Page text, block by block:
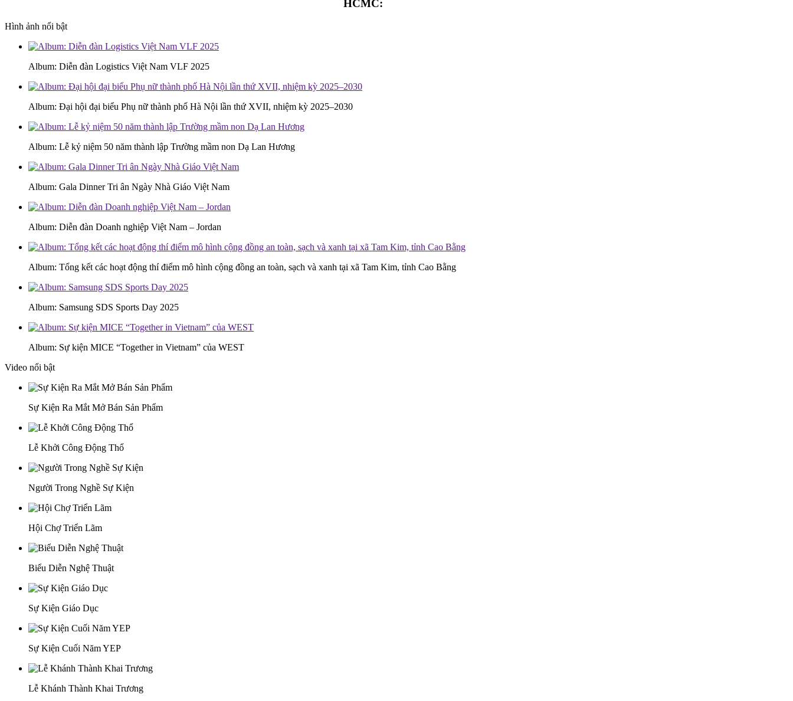
HCMC:
Hình ảnh nổi bật
Album: Diễn đàn Logistics Việt Nam VLF 2025
Album: Đại hội đại biểu Phụ nữ thành phố Hà Nội lần thứ XVII, nhiệm kỳ 2025–2030
Album: Lễ kỷ niệm 50 năm thành lập Trường mầm non Dạ Lan Hương
Album: Gala Dinner Tri ân Ngày Nhà Giáo Việt Nam
Album: Diễn đàn Doanh nghiệp Việt Nam – Jordan
Album: Tổng kết các hoạt động thí điểm mô hình cộng đồng an toàn, sạch và xanh tại xã Tam Kim, tỉnh Cao Bằng
Album: Samsung SDS Sports Day 2025
Album: Sự kiện MICE “Together in Vietnam” của WEST
Video nổi bật
Sự Kiện Ra Mắt Mở Bán Sản Phẩm
Lễ Khởi Công Động Thổ
Người Trong Nghề Sự Kiện
Hội Chợ Triển Lãm
Biểu Diễn Nghệ Thuật
Sự Kiện Giáo Dục
Sự Kiện Cuối Năm YEP
Lễ Khánh Thành Khai Trương